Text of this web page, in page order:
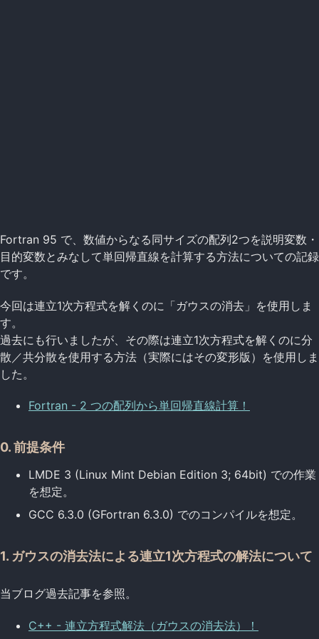
Fortran 95 で、数値からなる同サイズの配列2つを説明変数・
目的変数とみなして単回帰直線を計算する方法についての記録
です。
今回は連立1次方程式を解くのに「ガウスの消去」を使用しま
す。
過去にも行いましたが、その際は連立1次方程式を解くのに分
散／共分散を使用する方法（実際にはその変形版）を使用しま
した。
Fortran - 2 つの配列から単回帰直線計算！
0. 前提条件
LMDE 3 (Linux Mint Debian Edition 3; 64bit) での作業
を想定。
GCC 6.3.0 (GFortran 6.3.0) でのコンパイルを想定。
1. ガウスの消去法による連立1次方程式の解法について
当ブログ過去記事を参照。
C++ - 連立方程式解法（ガウスの消去法）！